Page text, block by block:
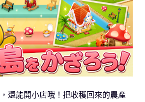
還能開小店哦！把收穫回來的農產